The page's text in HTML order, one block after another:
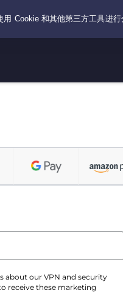
about our VPN and security
receive these marketing